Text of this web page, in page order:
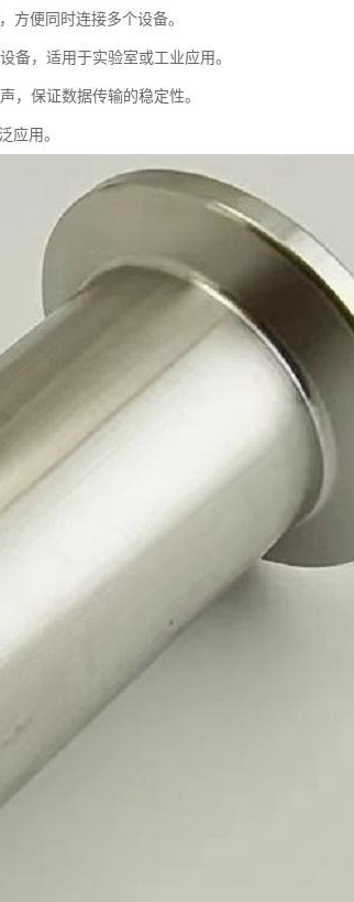
方便同时连接多个设备。
备，适用于实验室或工业应用。
，保证数据传输的稳定性。
应用。